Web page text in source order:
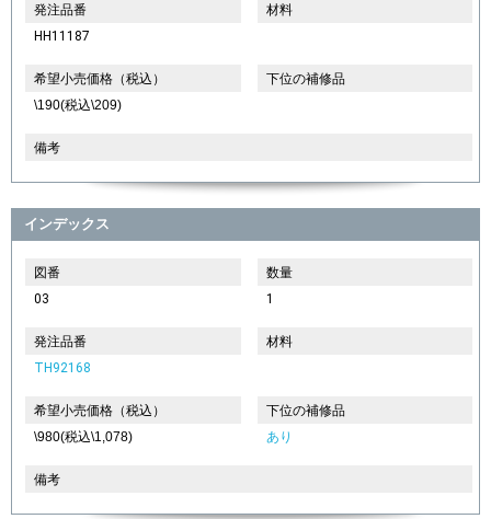
発注品番
HH11187
材料
希望小売価格（税込）
\190(税込\209)
下位の補修品
備考
インデックス
図番
03
数量
1
発注品番
TH92168
材料
希望小売価格（税込）
\980(税込\1,078)
下位の補修品
あり
備考